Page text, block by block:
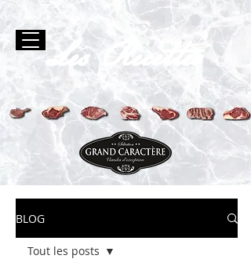
Les Recettes
BLOG
Tout les posts